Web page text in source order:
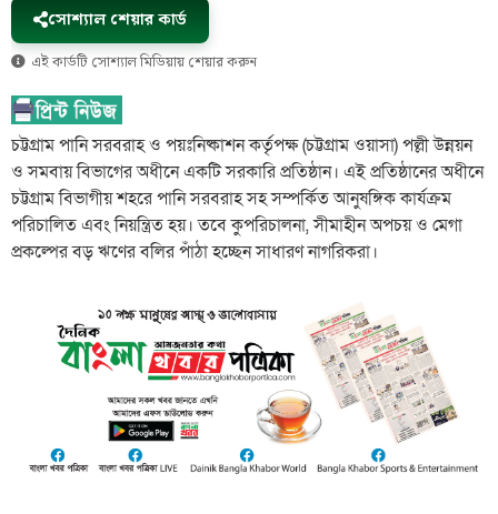
সোশ্যাল শেয়ার কার্ড
এই কার্ডটি সোশ্যাল মিডিয়ায় শেয়ার করুন
চট্টগ্রাম পানি সরবরাহ ও পয়ঃনিষ্কাশন কর্তৃপক্ষ (চট্টগ্রাম ওয়াসা) পল্লী উন্নয়ন
ও সমবায় বিভাগের অধীনে একটি সরকারি প্রতিষ্ঠান। এই প্রতিষ্ঠানের অধীনে
চট্টগ্রাম বিভাগীয় শহরে পানি সরবরাহ সহ সম্পর্কিত আনুষঙ্গিক কার্যক্রম
পরিচালিত এবং নিয়ন্ত্রিত হয়। তবে কুপরিচালনা, সীমাহীন অপচয় ও মেগা
প্রকল্পের বড় ঋণের বলির পাঁঠা হচ্ছেন সাধারণ নাগরিকরা।